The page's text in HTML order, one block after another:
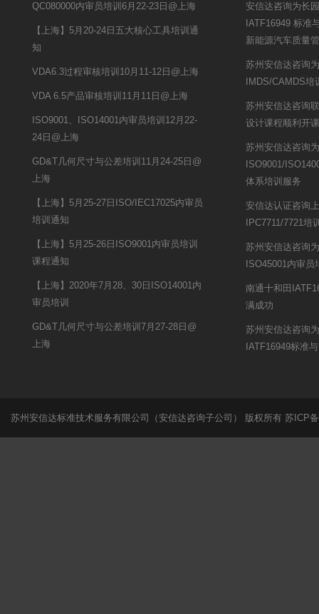
QC080000内审员培训6月22-23日@上海
【上海】5月20-24日五大核心工具培训通
知
VDA6.3过程审核培训10月11-12日@上海
VDA 6.5产品审核培训11月11日@上海
ISO9001、ISO14001内审员培训12月22-
24日@上海
GD&T几何尺寸与公差培训11月24-25日@
上海
【上海】5月25-27日ISO/IEC17025内审员
培训通知
【上海】5月25-26日ISO9001内审员培训
课程通知
【上海】2020年7月28、30日ISO14001内
审员培训
GD&T几何尺寸与公差培训7月27-28日@
上海
安信达咨询为长
IATF16949 标准
新能源汽车质量
苏州安信达咨询
IMDS/CAMDS培
苏州安信达咨询
设计课程顺利开课
苏州安信达咨询
ISO9001/
体系培训服务
安信达认证咨询
IPC7711/7721培
苏州安信达咨询
ISO45001内审员
南通十和田
满成功
苏州安信达咨询
IATF16949标准
苏州安信达标准技术服务有限公司（安信达咨询子公司） 版权所有 苏ICP